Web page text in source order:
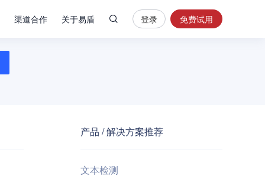
渠道合作 关于易盾
安
全
登录 免费试用
产品 / 解决方案推荐
文本检测